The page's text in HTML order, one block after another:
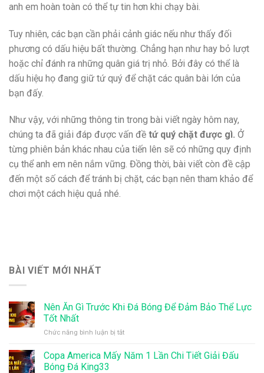
anh em hoàn toàn có thể tự tin hơn khi chạy bài.
Tuy nhiên, các bạn cần phải cảnh giác nếu như thấy đối
phương có dấu hiệu bất thường. Chẳng hạn như hay bỏ lượt
hoặc chỉ đánh ra những quân giá trị nhỏ. Bởi đây có thể là
dấu hiệu họ đang giữ tứ quý để chặt các quân bài lớn của
bạn đấy.
Như vậy, với những thông tin trong bài viết ngày hôm nay,
chúng ta đã giải đáp được vấn đề tứ quý chặt được gì. Ở
từng phiên bản khác nhau của tiến lên sẽ có những quy định
cụ thể anh em nên nắm vững. Đồng thời, bài viết còn đề cập
đến một số cách để tránh bị chặt, các bạn nên tham khảo để
chơi một cách hiệu quả nhé.
BÀI VIẾT MỚI NHẤT
Nên Ăn Gì Trước Khi Đá Bóng Để Đảm Bảo Thể Lực
Tốt Nhất
Chức năng bình luận bị tắtở
Ăn
Copa America Mấy Năm 1 Lần Chi Tiết Giải Đấu
Bóng Đá King33